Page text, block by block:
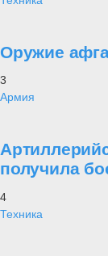
Оружие
3
Армия
получила
4
Техника